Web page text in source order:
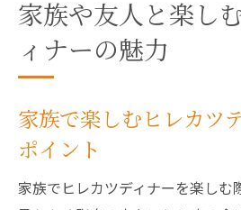
家族や友人と楽し
ィナーの魅力
家族で楽しむヒレカツ
ポイント
家族でヒレカツディナーを楽しむ